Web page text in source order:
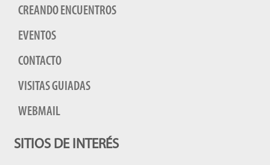
CREANDO ENCUENTROS
EVENTOS
CONTACTO
VISITAS GUIADAS
WEBMAIL
SITIOS DE INTERÉS